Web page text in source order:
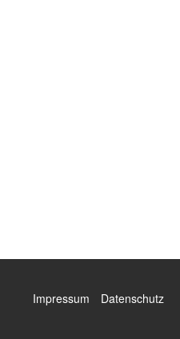
Impressum Datenschutz